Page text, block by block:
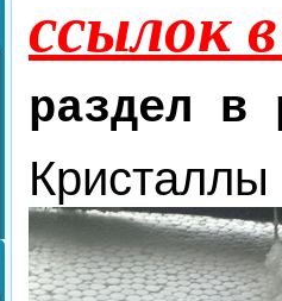
ссылок
раздел в